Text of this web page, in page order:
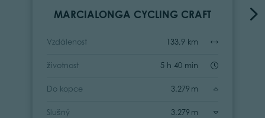
MARCIALONGA CYCLING CRAFT
Vzdálenost 133,9 km
životnost 5 h 40 min
Do kopce 3.279 m
Slušný 3.279 m